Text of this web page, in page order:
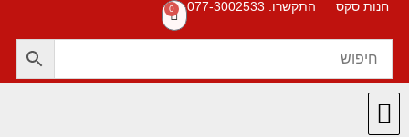
חנות סקס התקשרו: 077-3002533 0